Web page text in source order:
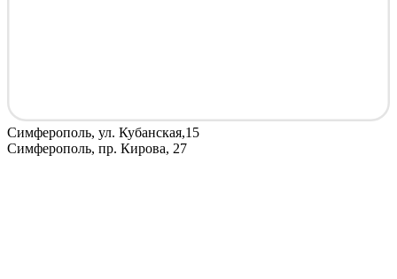
Симферополь, ул. Кубанская,15
Симферополь, пр. Кирова, 27